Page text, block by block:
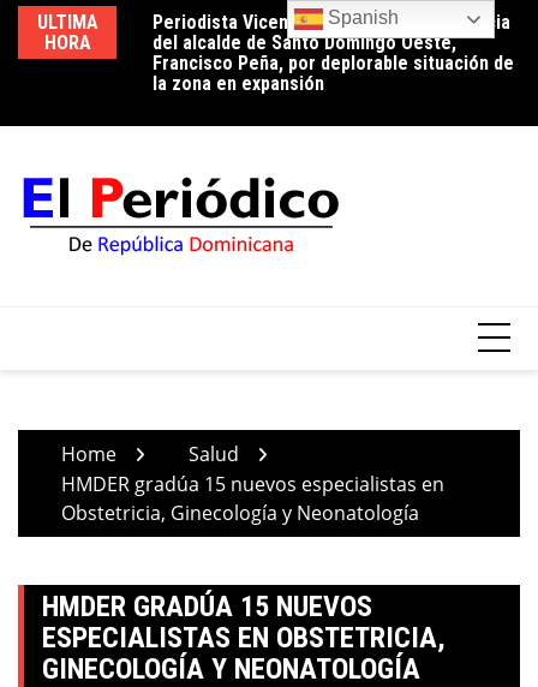
Skip
content
ULTIMA
HORA
Periodista Vicente Méndez pide la renuncia
del alcalde de Santo Domingo Oeste,
Francisco Peña, por deplorable situación de
la zona en expansión
Luz 24 horas o reducción de pérdidas: la
conversación que el país aún tiene
pendiente
Home
Salud
HMDER gradúa 15 nuevos especialistas en
Obstetricia, Ginecología y Neonatología
HMDER GRADÚA 15 NUEVOS
ESPECIALISTAS EN OBSTETRICIA,
GINECOLOGÍA Y NEONATOLOGÍA
Spanish